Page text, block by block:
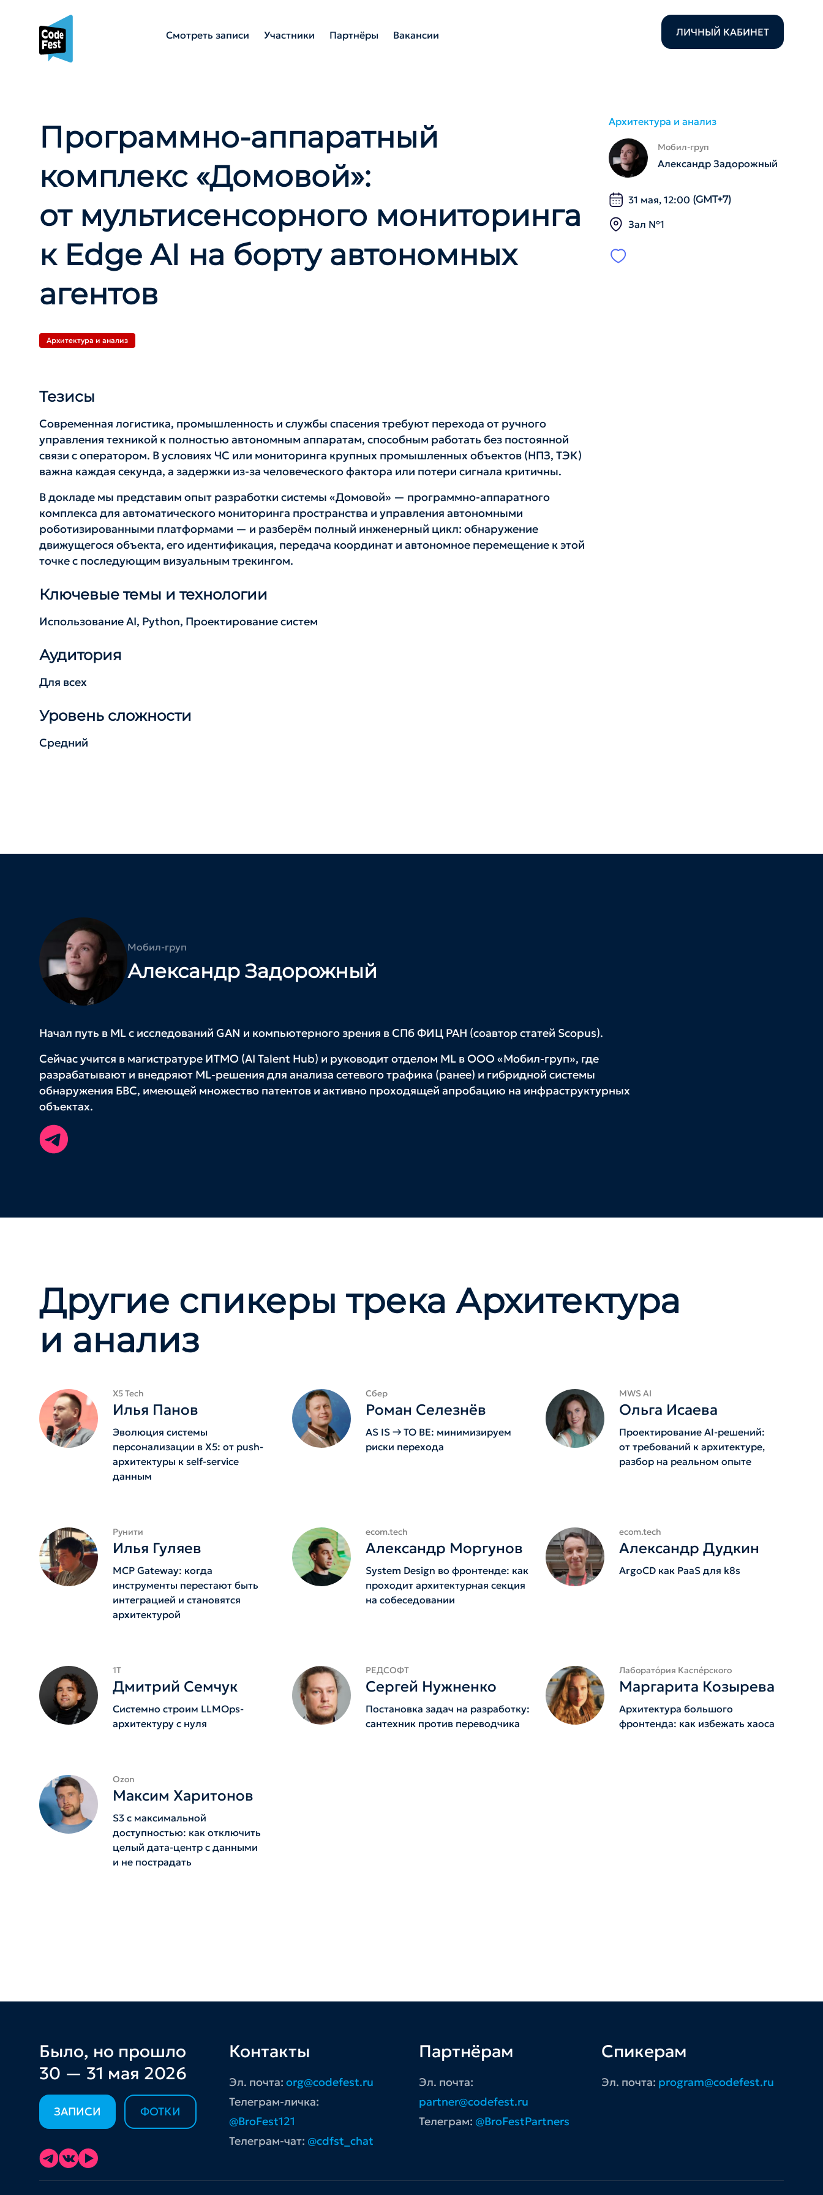
Смотреть записи Участники Партнёры Вакансии ЛИЧНЫЙ КАБИНЕТ
Программно-аппаратный
комплекс «Домовой»:
от мультисенсорного мониторинга
к Edge AI на борту автономных
агентов
Архитектура и анализ
Тезисы
Современная логистика, промышленность и службы спасения требуют перехода от ручного
управления техникой к полностью автономным аппаратам, способным работать без постоянной
связи с оператором. В условиях ЧС или мониторинга крупных промышленных объектов (НПЗ, ТЭК)
важна каждая секунда, а задержки из-за человеческого фактора или потери сигнала критичны.
В докладе мы представим опыт разработки системы «Домовой» — программно-аппаратного
комплекса для автоматического мониторинга пространства и управления автономными
роботизированными платформами — и разберём полный инженерный цикл: обнаружение
движущегося объекта, его идентификация, передача координат и автономное перемещение к этой
точке с последующим визуальным трекингом.
Ключевые темы и технологии
Использование AI, Python, Проектирование систем
Аудитория
Для всех
Уровень сложности
Средний
Архитектура и анализ
Мобил-груп
Александр Задорожный
31 мая, 12:00 (GMT+7)
Зал №1
Мобил-груп
Александр Задорожный
Начал путь в ML с исследований GAN и компьютерного зрения в СПб ФИЦ РАН (соавтор статей Scopus).
Сейчас учится в магистратуре ИТМО (AI Talent Hub) и руководит отделом ML в ООО «Мобил-груп», где
разрабатывают и внедряют ML-решения для анализа сетевого трафика (ранее) и гибридной системы
обнаружения БВС, имеющей множество патентов и активно проходящей апробацию на инфраструктурных
объектах.
Другие спикеры трека Архитектура
и анализ
X5 Tech
Илья Панов
Эволюция системы
персонализации в X5: от push-
архитектуры к self-service
данным
Сбер
Роман Селезнёв
AS IS → TO BE: минимизируем
риски перехода
MWS AI
Ольга Исаева
Проектирование AI-решений:
от требований к архитектуре,
разбор на реальном опыте
Рунити
Илья Гуляев
MCP Gateway: когда
инструменты перестают быть
интеграцией и становятся
архитектурой
ecom.tech
Александр Моргунов
System Design во фронтенде: как
проходит архитектурная секция
на собеседовании
ecom.tech
Александр Дудкин
ArgoCD как PaaS для k8s
1Т
Дмитрий Семчук
Системно строим LLMOps-
архитектуру с нуля
РЕДСОФТ
Сергей Нужненко
Постановка задач на разработку:
сантехник против переводчика
Лаборато́рия Каспе́рского
Маргарита Козырева
Архитеĸтура большого
фронтенда: ĸаĸ избежать хаоса
Ozon
Максим Харитонов
S3 с максимальной
доступностью: как отключить
целый дата-центр с данными
и не пострадать
Было, но прошло
30 — 31 мая 2026
ЗАПИСИ ФОТКИ
Контакты
Эл. почта: org@codefest.ru
Телеграм-личка:
@BroFest121
Телеграм-чат: @cdfst_chat
Партнёрам
Эл. почта:
partner@codefest.ru
Телеграм: @BroFestPartners
Спикерам
Эл. почта: program@codefest.ru